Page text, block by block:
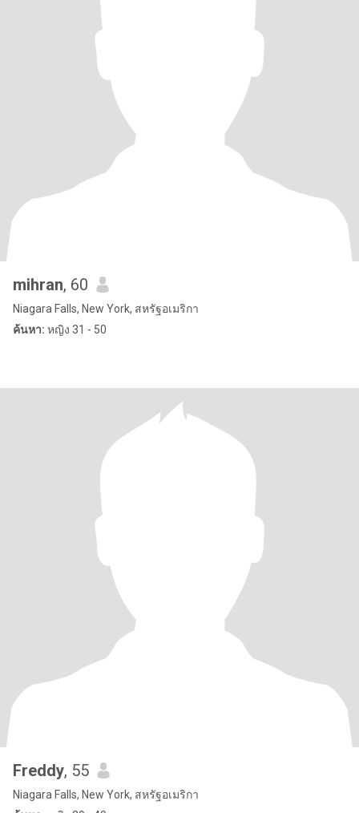
mihran, 60
Niagara Falls, New York, สหรัฐอเมริกา
ค้นหา: หญิง 31 - 50
Freddy, 55
Niagara Falls, New York, สหรัฐอเมริกา